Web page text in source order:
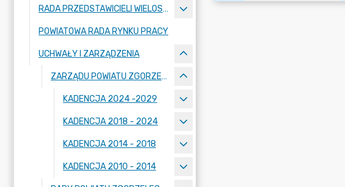
RADA PRZEDSTAWICIELI WIELOSPECJALISTYCZNEGO ZESPOŁU OPIEKI ZDROWOTNEJ "BOLESŁAWIEC-ZGORZELEC" SAMODZIELNEGO PUBLICZNEGO ZAKŁADU OPIEKI ZDROWOTNEJ
POWIATOWA RADA RYNKU PRACY
UCHWAŁY I ZARZĄDZENIA
ZARZĄDU POWIATU ZGORZELECKIEGO
KADENCJA 2024 -2029
KADENCJA 2018 - 2024
KADENCJA 2014 - 2018
KADENCJA 2010 - 2014